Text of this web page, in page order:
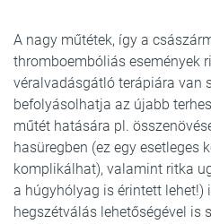
A nagy műtétek, így a
thromboembóliás események
véralvadásgátló terápiára van
befolyásolhatja az újabb
műtét hatására pl.
hasüregben (ez egy esetleges
komplikálhat), valamint ritka
a húgyhólyag is érintett lehet!)
hegszétválás lehetőségével is